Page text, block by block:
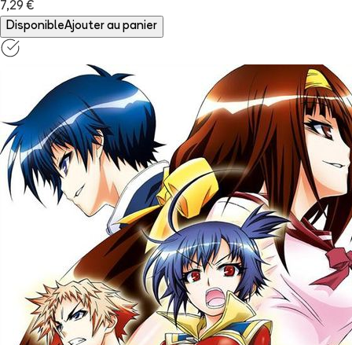
7,29 €
DisponibleAjouter au panier